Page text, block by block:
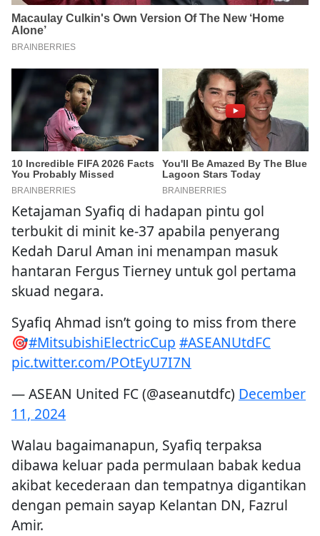
Ketajaman Syafiq di hadapan pintu gol
terbukit di minit ke-37 apabila penyerang
Kedah Darul Aman ini menampan masuk
hantaran Fergus Tierney untuk gol pertama
skuad negara.
Syafiq Ahmad isn’t going to miss from there
🎯#MitsubishiElectricCup #ASEANUtdFC
pic.twitter.com/POtEyU7I7N
— ASEAN United FC (@aseanutdfc) December
11, 2024
Walau bagaimanapun, Syafiq terpaksa
dibawa keluar pada permulaan babak kedua
akibat kecederaan dan tempatnya digantikan
dengan pemain sayap Kelantan DN, Fazrul
Amir.